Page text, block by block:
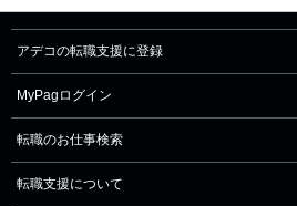
アデコの転職支援に登録
MyPagログイン
転職のお仕事検索
転職支援について